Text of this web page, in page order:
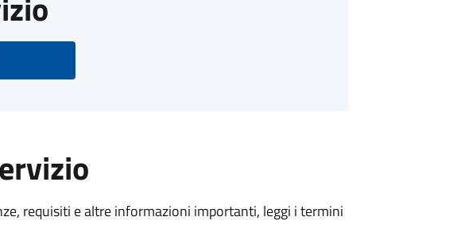
requisiti e altre informazioni importanti, leggi i termini